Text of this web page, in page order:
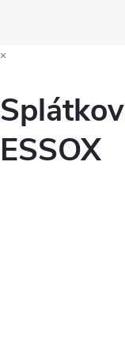
×
ESSOX